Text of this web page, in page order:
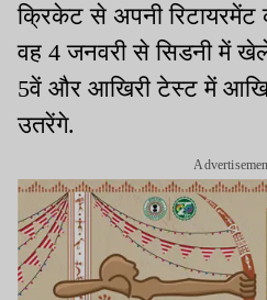
क्रिकेट से अपनी रिटायरमेंट
वह 4 जनवरी से सिडनी में
5वें और आखिरी टेस्ट में
उतरेंगे.